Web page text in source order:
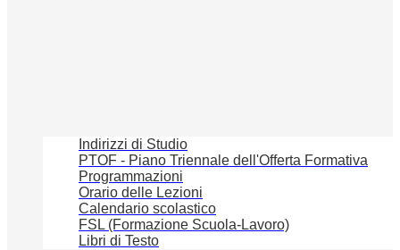
Indirizzi di Studio
PTOF - Piano Triennale dell'Offerta Formativa
Programmazioni
Orario delle Lezioni
Calendario scolastico
FSL (Formazione Scuola-Lavoro)
Libri di Testo